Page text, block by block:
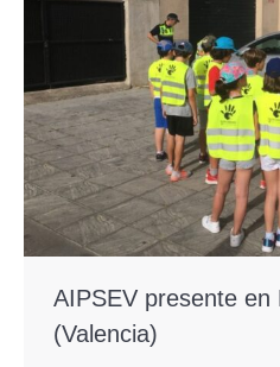
AIPSEV presente en
(Valencia)